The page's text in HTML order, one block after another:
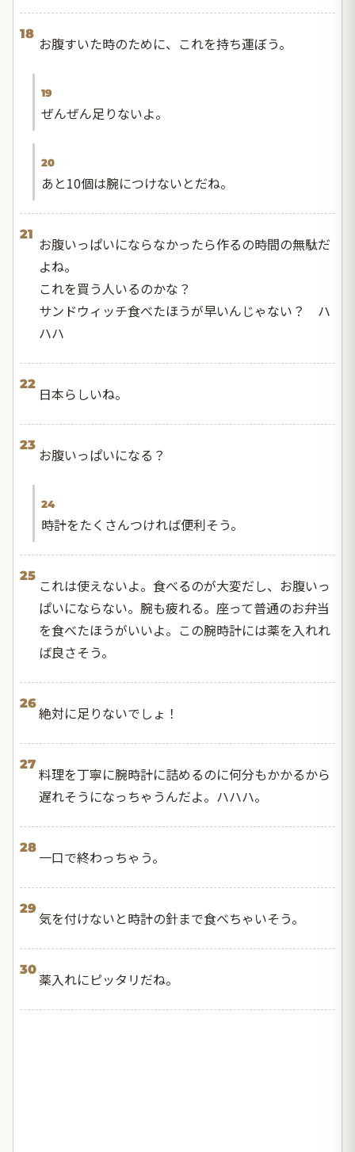
18
お腹すいた時のために、これを持ち運ぼう。
19
ぜんぜん足りないよ。
20
あと10個は腕につけないとだね。
21
お腹いっぱいにならなかったら作るの時間の無駄だ
よね。
これを買う人いるのかな？
サンドウィッチ食べたほうが早いんじゃない？ ハ
ハハ
22
日本らしいね。
23
お腹いっぱいになる？
24
時計をたくさんつければ便利そう。
25
これは使えないよ。食べるのが大変だし、お腹いっ
ぱいにならない。腕も疲れる。座って普通のお弁当
を食べたほうがいいよ。この腕時計には薬を入れれ
ば良さそう。
26
絶対に足りないでしょ！
27
料理を丁寧に腕時計に詰めるのに何分もかかるから
遅れそうになっちゃうんだよ。ハハハ。
28
一口で終わっちゃう。
29
気を付けないと時計の針まで食べちゃいそう。
30
薬入れにピッタリだね。